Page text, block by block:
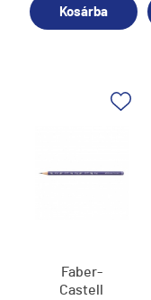
Kosárba
Faber-
Castell